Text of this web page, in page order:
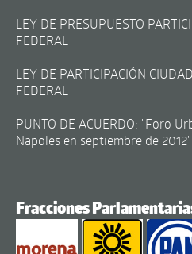
LEY DE PRESUPUESTO
FEDERAL
LEY DE PARTICIPACIÓN
FEDERAL
PUNTO DE ACUERDO: "Foro
Napoles en septiembre de 2012"
Fracciones